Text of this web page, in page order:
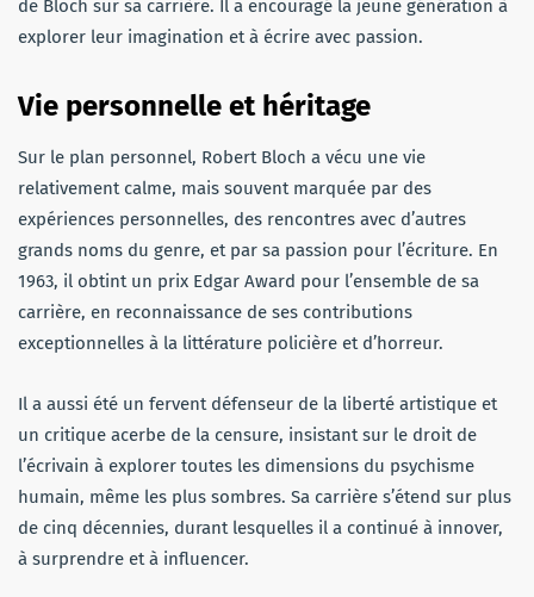
de Bloch sur sa carrière. Il a encouragé la jeune génération à
explorer leur imagination et à écrire avec passion.
Vie personnelle et héritage
Sur le plan personnel, Robert Bloch a vécu une vie
relativement calme, mais souvent marquée par des
expériences personnelles, des rencontres avec d’autres
grands noms du genre, et par sa passion pour l’écriture. En
1963, il obtint un prix Edgar Award pour l’ensemble de sa
carrière, en reconnaissance de ses contributions
exceptionnelles à la littérature policière et d’horreur.
Il a aussi été un fervent défenseur de la liberté artistique et
un critique acerbe de la censure, insistant sur le droit de
l’écrivain à explorer toutes les dimensions du psychisme
humain, même les plus sombres. Sa carrière s’étend sur plus
de cinq décennies, durant lesquelles il a continué à innover,
à surprendre et à influencer.